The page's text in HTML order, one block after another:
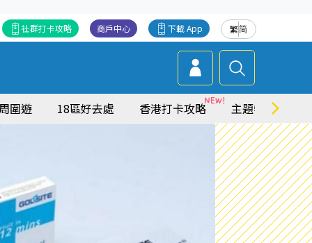
繁简
下載 App
商戶中心
社群打卡攻略
圍遊 18區好去處 香港打卡攻略 主題特集